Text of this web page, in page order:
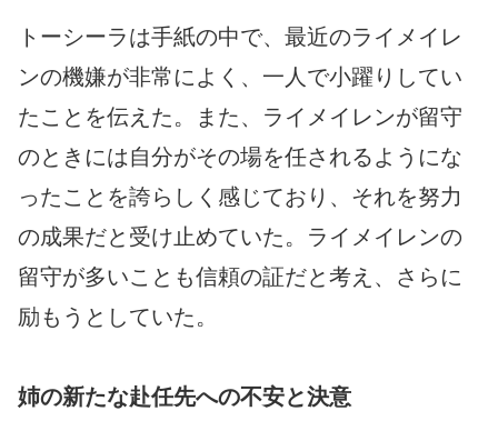
トーシーラは手紙の中で、最近のライメイレ
ンの機嫌が非常によく、一人で小躍りしてい
たことを伝えた。また、ライメイレンが留守
のときには自分がその場を任されるようにな
ったことを誇らしく感じており、それを努力
の成果だと受け止めていた。ライメイレンの
留守が多いことも信頼の証だと考え、さらに
励もうとしていた。
姉の新たな赴任先への不安と決意